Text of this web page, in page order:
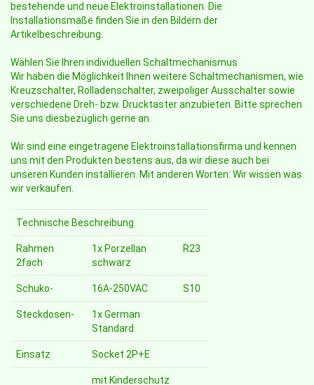
bestehende und neue Elektroinstallationen. Die
Installationsmaße finden Sie in den Bildern der
Artikelbeschreibung.
Wählen Sie Ihren individuellen Schaltmechanismus
Wir haben die Möglichkeit Ihnen weitere Schaltmechanismen, wie
Kreuzschalter, Rolladenschalter, zweipoliger Ausschalter sowie
verschiedene Dreh- bzw. Drucktaster anzubieten. Bitte sprechen
Sie uns diesbezüglich gerne an.
Wir sind eine eingetragene Elektroinstallationsfirma und kennen
uns mit den Produkten bestens aus, da wir diese auch bei
unseren Kunden installieren. Mit anderen Worten: Wir wissen was
wir verkaufen.
Technische Beschreibung
Rahmen
2fach
1x Porzellan
schwarz
R23
Schuko- 16A-250VAC S10
Steckdosen-
1x German
Standard
Einsatz Socket 2P+E
mit Kinderschutz